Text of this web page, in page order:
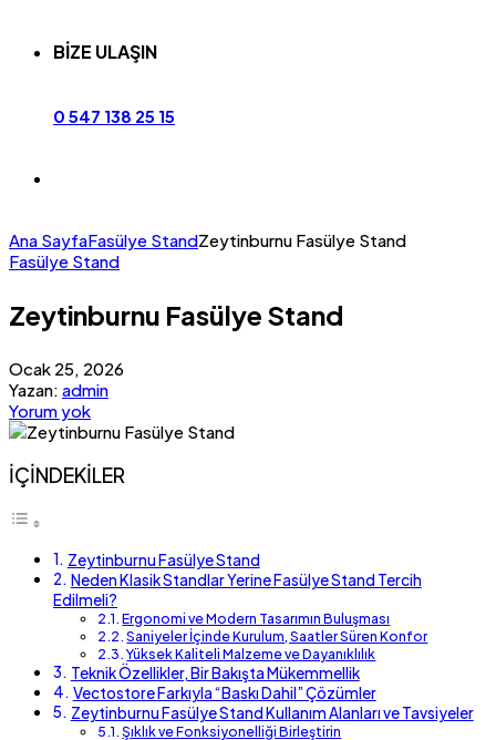
BİZE ULAŞIN
0 547 138 25 15
Ana SayfaFasülye StandZeytinburnu Fasülye Stand
Fasülye Stand
Zeytinburnu Fasülye Stand
Ocak 25, 2026
Yazan: admin
Yorum yok
İÇİNDEKİLER
Zeytinburnu Fasülye Stand
Neden Klasik Standlar Yerine Fasülye Stand Tercih
Edilmeli?
Ergonomi ve Modern Tasarımın Buluşması
Saniyeler İçinde Kurulum, Saatler Süren Konfor
Yüksek Kaliteli Malzeme ve Dayanıklılık
Teknik Özellikler, Bir Bakışta Mükemmellik
Vectostore Farkıyla “Baskı Dahil” Çözümler
Zeytinburnu Fasülye Stand Kullanım Alanları ve Tavsiyeler
Şıklık ve Fonksiyonelliği Birleştirin